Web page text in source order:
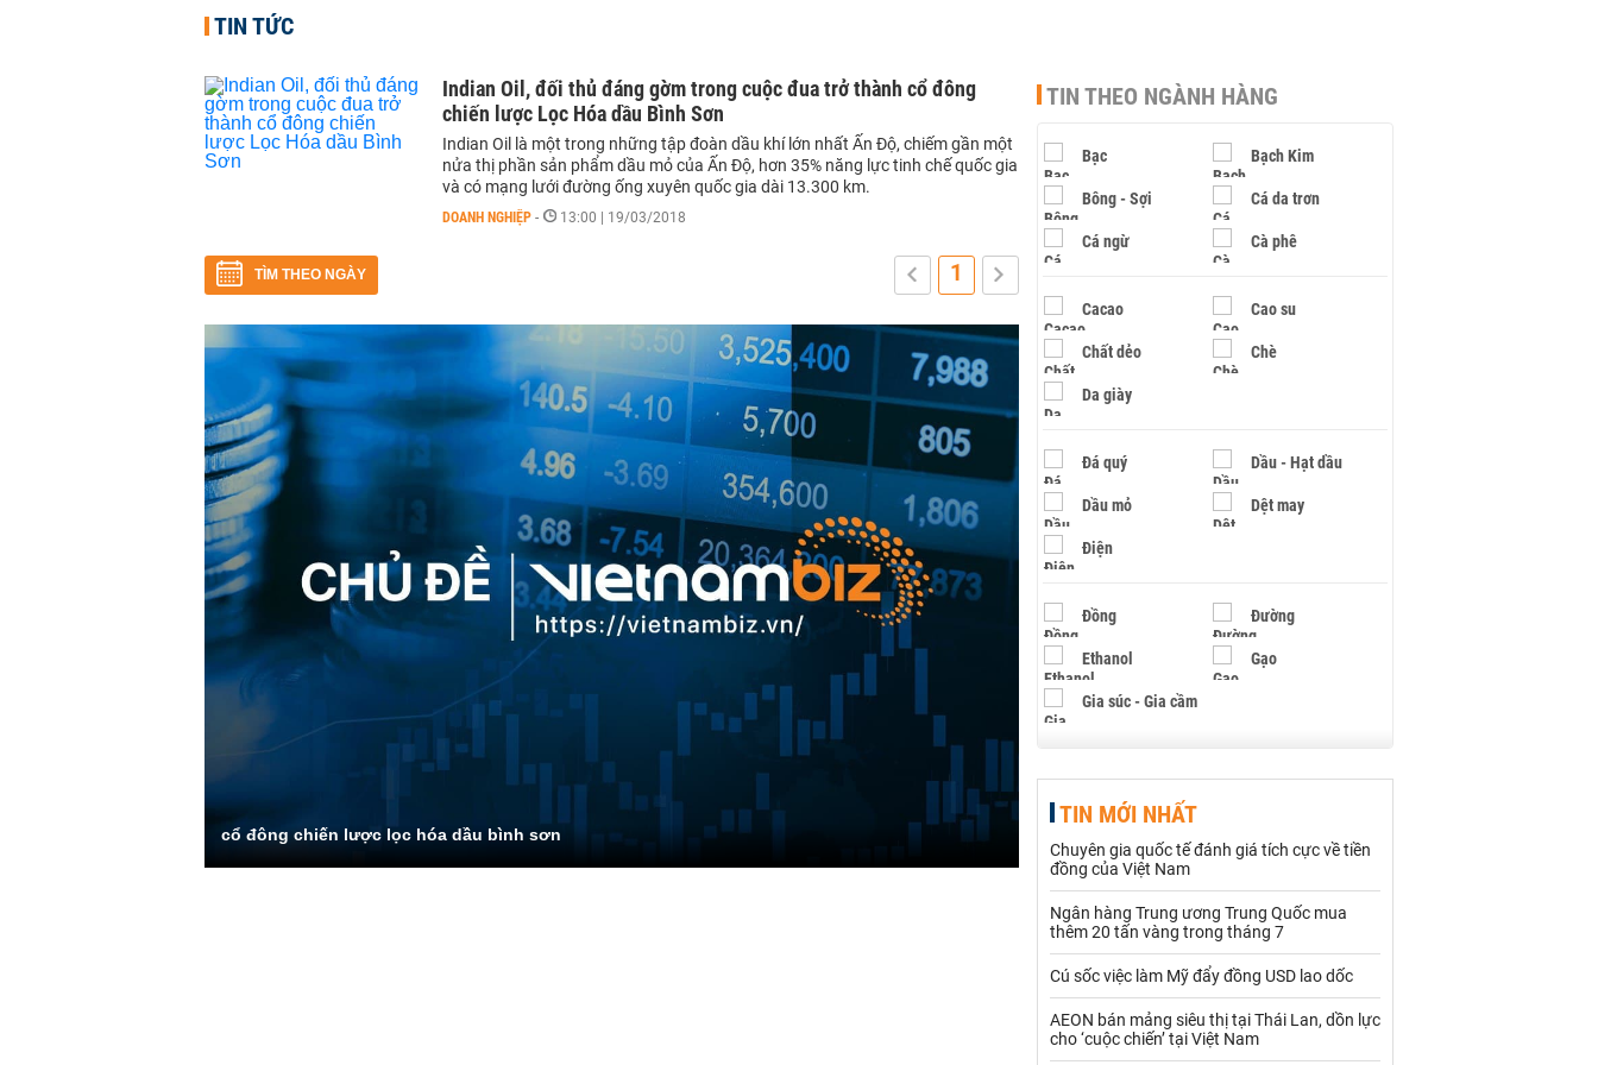
TIN TỨC
Indian Oil, đối thủ đáng gờm trong cuộc đua trở thành cổ đông
chiến lược Lọc Hóa dầu Bình Sơn
Indian Oil là một trong những tập đoàn dầu khí lớn nhất Ấn Độ, chiếm gần một
nửa thị phần sản phẩm dầu mỏ của Ấn Độ, hơn 35% năng lực tinh chế quốc gia
và có mạng lưới đường ống xuyên quốc gia dài 13.300 km.
DOANH NGHIỆP - 13:00 | 19/03/2018
TÌM THEO NGÀY 1
cổ đông chiến lược lọc hóa dầu bình sơn
TIN THEO NGÀNH HÀNG
Bạc Bạch Kim
Bông - Sợi Cá da trơn
Cá ngừ Cà phê
Cacao Cao su
Chất dẻo Chè
Da giày
Đá quý Dầu - Hạt dầu
Dầu mỏ Dệt may
Điện
Đồng Đường
Ethanol Gạo
Gia súc - Gia cầm
Hạt điều
Khí đốt
Kim loại khác Mắc ca
Muối Ngũ cốc
Nhựa - Hạt nhựa
TIN MỚI NHẤT
Chuyên gia quốc tế đánh giá tích cực về tiền
đồng của Việt Nam
Ngân hàng Trung ương Trung Quốc mua
thêm 20 tấn vàng trong tháng 7
Cú sốc việc làm Mỹ đẩy đồng USD lao dốc
AEON bán mảng siêu thị tại Thái Lan, dồn lực
cho ‘cuộc chiến’ tại Việt Nam